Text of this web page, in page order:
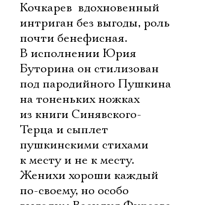
Кочкарев  вдохновенный
интриган без выгоды, роль
почти бенефисная.
В исполнении Юрия
Буторина он стилизован
под пародийного Пушкина
на тоненьких ножках
из книги Синявского-
Терца и сыплет
пушкинскими стихами
к месту и не к месту.
Женихи хороши каждый
по-своему, но особо